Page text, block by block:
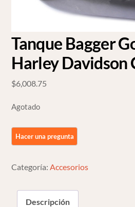
Tanque Bagger
Harley Davidson
$6,008.75
Agotado
Categoría:Accesorios
Descripción